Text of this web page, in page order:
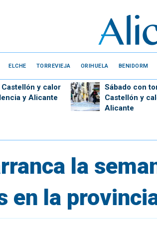
ELCHE TORREVIEJA ORIHUELA BENIDORM
y calor
y Alicante
Sábado con
Castellón y
Alicante
la
en la